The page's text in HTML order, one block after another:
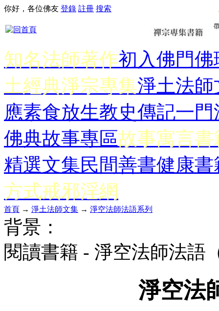
你好，各位佛友 登錄 註冊 搜索
知名法師著作初入佛門佛
土經典淨宗專集淨土法師
應素食放生教史傳記一門
佛典故事專區故事寓言書
精選文集民間善書健康書
方式戒邪淫網
首頁 → 淨土法師文集 → 淨空法師法語系列
背景：
閱讀書籍 - 淨空法師法語
淨空法